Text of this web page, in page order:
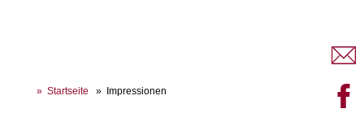
Startseite Impressionen